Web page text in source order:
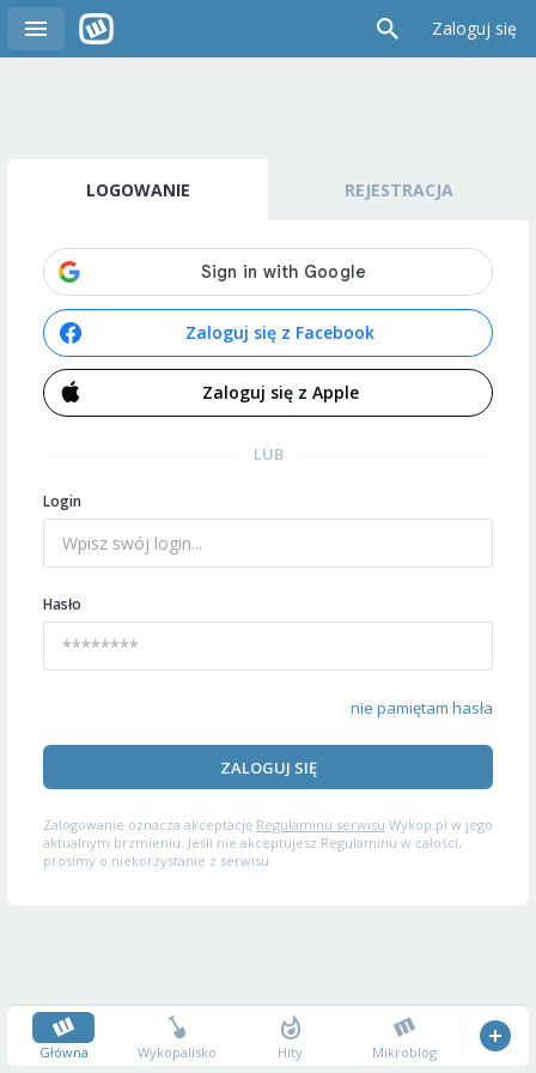
Zaloguj się
LOGOWANIE REJESTRACJA
Zaloguj się z Facebook
Zaloguj się z Apple
LUB
Login
Hasło
nie pamiętam hasła
ZALOGUJ SIĘ
Zalogowanie oznacza akceptację Regulaminu serwisu Wykop.pl w jego
aktualnym brzmieniu. Jeśli nie akceptujesz Regulaminu w całości,
prosimy o niekorzystanie z serwisu.
Główna Wykopalisko Hity Mikroblog